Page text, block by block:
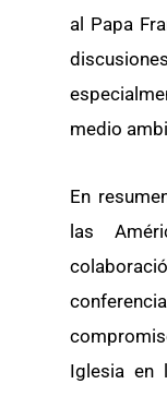
al Papa
medio
En
las
Iglesia en